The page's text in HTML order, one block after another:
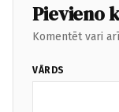
Pievieno
Komentēt vari
VĀRDS